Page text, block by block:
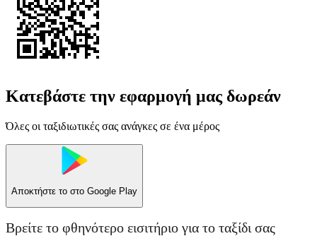
Κατεβάστε την εφαρμογή μας δωρεάν
Όλες οι ταξιδιωτικές σας ανάγκες σε ένα μέρος
Αποκτήστε το στο Google Play
Βρείτε το φθηνότερο εισιτήριο για το ταξίδι σας